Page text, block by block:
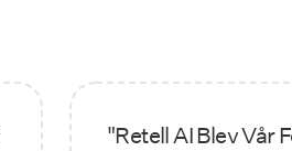
"Retell AI Blev Vår